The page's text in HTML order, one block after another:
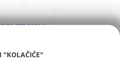
zaslužuju samo najbolje -
"KOLAČIĆE"